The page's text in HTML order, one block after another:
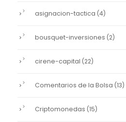
asignacion-tactica (4)
bousquet-inversiones (2)
cirene-capital (22)
Comentarios de la Bolsa (13)
Criptomonedas (15)